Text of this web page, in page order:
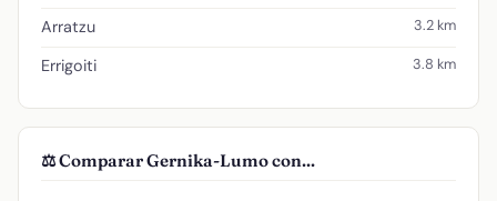
Arratzu 3.2 km
Errigoiti 3.8 km
⚖️ Comparar Gernika-Lumo con...